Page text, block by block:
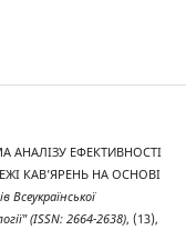
АНАЛІЗУ ЕФЕКТИВНОСТІ
КАВ’ЯРЕНЬ НА ОСНОВІ
Всеукраїнської
(ISSN: 2664-2638), (13),